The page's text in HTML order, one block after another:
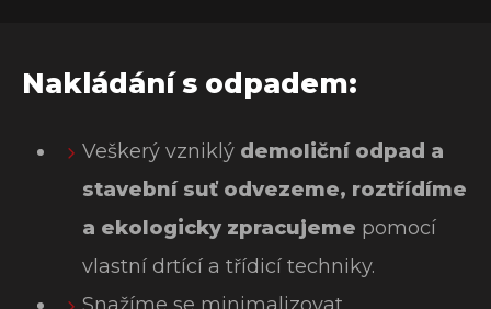
Nakládání s odpadem:
Veškerý vzniklý demoliční odpad a
stavební suť odvezeme, roztřídíme
a ekologicky zpracujeme pomocí
vlastní drtící a třídicí techniky.